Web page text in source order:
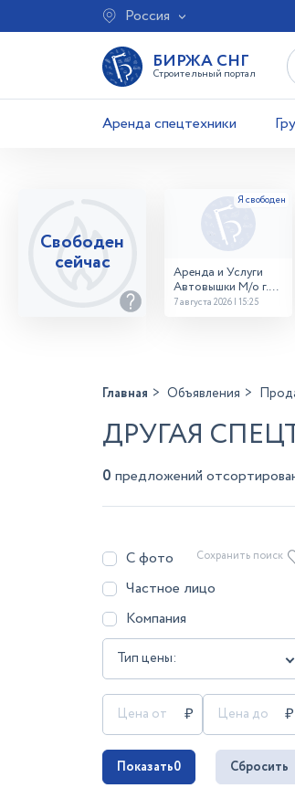
Россия
БИРЖА СНГ
Строительный портал
Аренда спецтехники
Свободен
сейчас
Аренда и Услуги
Автовышки М/о г.
Домодедово
7 августа 2026 | 15:25
Главная Объявления
ДРУГАЯ
0 предложений
С фото
Частное лицо
Компания
Тип цены:
Сохранить поиск
Показать0 Сбросить